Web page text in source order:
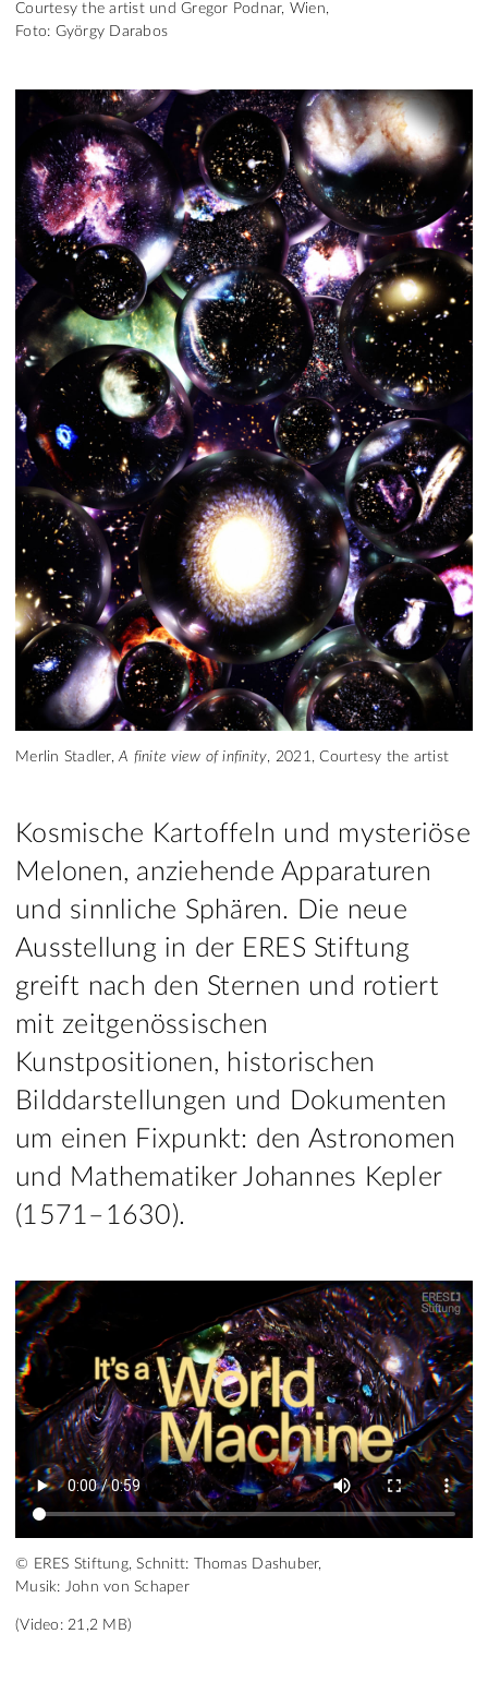
Courtesy the artist und Gregor Podnar, Wien,
Foto: György Darabos
Merlin Stadler,A finite view of infinity, 2021, Courtesy the artist
Kosmische Kartoffeln und mysteriöse
Melonen, anziehende Apparaturen
und sinnliche Sphären. Die neue
Ausstellung in der ERES Stiftung
greift nach den Sternen und rotiert
mit zeitgenössischen
Kunstpositionen, historischen
Bilddarstellungen und Dokumenten
um einen Fixpunkt: den Astronomen
und Mathematiker Johannes Kepler
(1571–1630).
© ERES Stiftung, Schnitt: Thomas Dashuber,
Musik: John von Schaper
(Video: 21,2 MB)